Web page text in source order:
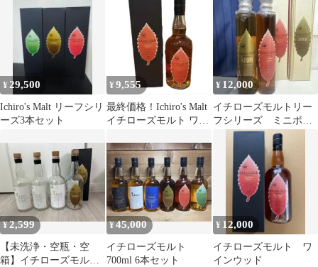
¥ 29,500
Ichiro's Malt リーフシリ
ーズ3本セット
¥ 9,555
最終価格！Ichiro's Malt
イチローズモルト ワイ
¥ 12,000
イチローズモルトリー
フシリーズ ミニボト
ル2本
¥2,599
【未洗浄・空瓶・空
箱】イチローズモルト4
¥45,000
イチローズモルト
700ml 6本セット
¥ 12,000
イチローズモルト ワ
インウッド